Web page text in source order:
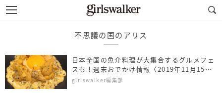
不思議の国のアリス
日本全国の魚介料理が大集合するグルメフェ
スも！週末おでかけ情報〈2019年11月15日
～17日〉
girlswalker編集部